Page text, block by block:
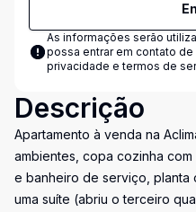
As informações serão
possa entrar em contato de
privacidade e termos de
Descrição
Apartamento à venda na
ambientes, copa cozinha
e banheiro de serviço, planta
uma suíte (abriu o terceiro